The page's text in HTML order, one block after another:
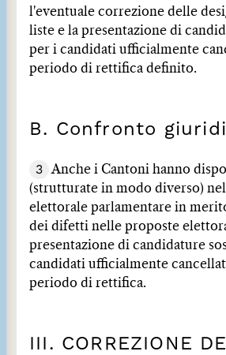
l'eventuale correzione delle
liste e la presentazione di
per i candidati ufficialmente
periodo di rettifica definito.
B. Confronto
3
Anche i Cantoni hanno
(strutturate in modo diverso)
elettorale parlamentare in
dei difetti nelle proposte
presentazione di candidature
candidati ufficialmente
periodo di rettifica.
III. CORREZIONE